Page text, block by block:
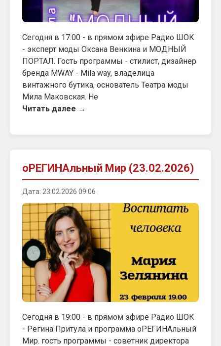
Сегодня в 17:00 - в прямом эфире Радио ШОК
- эксперт моды Оксана Венкина и МОДНЫЙ
ПОРТАЛ. Гость программы - стилист, дизайнер
бренда MWAY - Mila way, владелица
винтажного бутика, основатель Театра моды
Мила Маковская. Не
Читать далее →
оРЕГИНАльный Мир (23.02.2026)
Дата: 23.02.2026 09:06
Сегодня в 19:00 - в прямом эфире Радио ШОК
- Регина Притула и программа оРЕГИНАльный
Мир. гость программы - советник директора